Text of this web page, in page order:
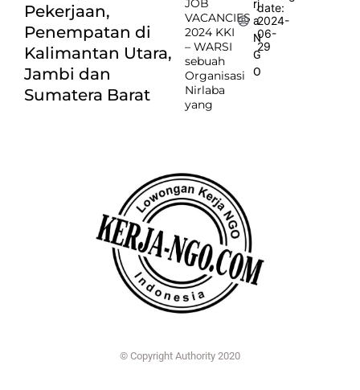
Pekerjaan,
Penempatan di
Kalimantan Utara,
Jambi dan
Sumatera Barat
JOB
VACANCIES
2024 KKI
– WARSI
sebuah
Organisasi
Nirlaba
yang
rj
a
N
G
O
date:
2024-
06-
29
© Copyright Authority 2020